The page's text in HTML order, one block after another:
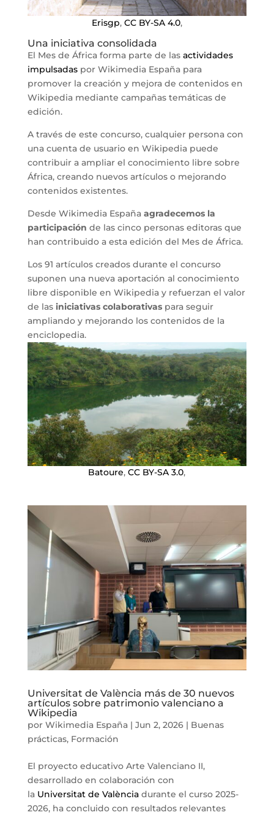
Erisgp, CC BY-SA 4.0,
Una iniciativa consolidada
El Mes de África forma parte de las actividades
impulsadaspor Wikimedia España para
promover la creación y mejora de contenidos en
Wikipedia mediante campañas temáticas de
edición.
A través de este concurso, cualquier persona con
una cuenta de usuario en Wikipedia puede
contribuir a ampliar el conocimiento libre sobre
África, creando nuevos artículos o mejorando
contenidos existentes.
Desde Wikimedia España agradecemos la
participación de las cinco personas editoras que
han contribuido a esta edición del Mes de África.
Los 91 artículos creados durante el concurso
suponen una nueva aportación al conocimiento
libre disponible en Wikipedia y refuerzan el valor
de las iniciativas colaborativaspara seguir
ampliando y mejorando los contenidos de la
enciclopedia.
Batoure,CC BY-SA 3.0,
Universitat de València más de 30 nuevos
artículos sobre patrimonio valenciano a
Wikipedia
por Wikimedia España| Jun 2, 2026| Buenas
prácticas, Formación
El proyecto educativo Arte Valenciano II,
desarrollado en colaboración con
la Universitat de Valènciadurante el curso 2025-
2026, ha concluido con resultados relevantes